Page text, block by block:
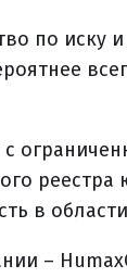
по иску
в
–